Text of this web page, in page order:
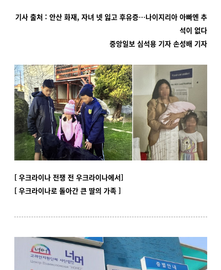
기사 출처 : 안산 화재, 자녀 넷 잃고 후유증…나이지리아 아빠엔 추
석이 없다
중앙일보 심석용 기자 손성배 기자
[ 우크라이나 전쟁 전 우크라이나에서]
[ 우크라이나로 돌아간 큰 딸의 가족 ]